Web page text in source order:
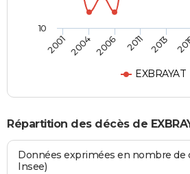
EXBRAYAT
2001 2004 2006 2011 2013
10
Répartition des décès de
Données exprimées en nombre de
Insee)